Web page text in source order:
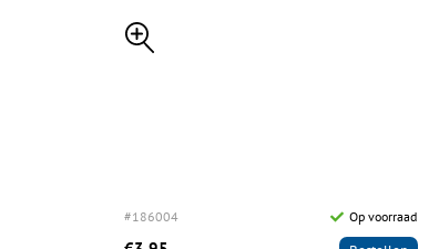
#186004 Op voorraad